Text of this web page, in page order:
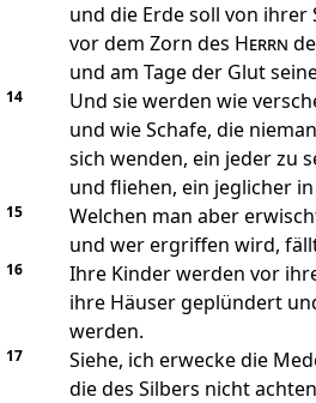
und die Erde soll von ihrer
vor dem Zorn des Herrn
und am Tage der Glut
14
Und sie werden wie
und wie Schafe, die
sich wenden, ein jeder zu
und fliehen, ein jeglicher
15
Welchen man aber
und wer ergriffen wird,
16
Ihre Kinder werden vor
ihre Häuser geplündert
werden.
17
Siehe, ich erwecke die
die des Silbers nicht achten